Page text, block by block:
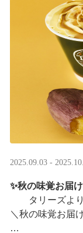
グァテマラコー
2025.09.03 -
✨秋の味覚お届
タリーズより
＼秋の味覚お届